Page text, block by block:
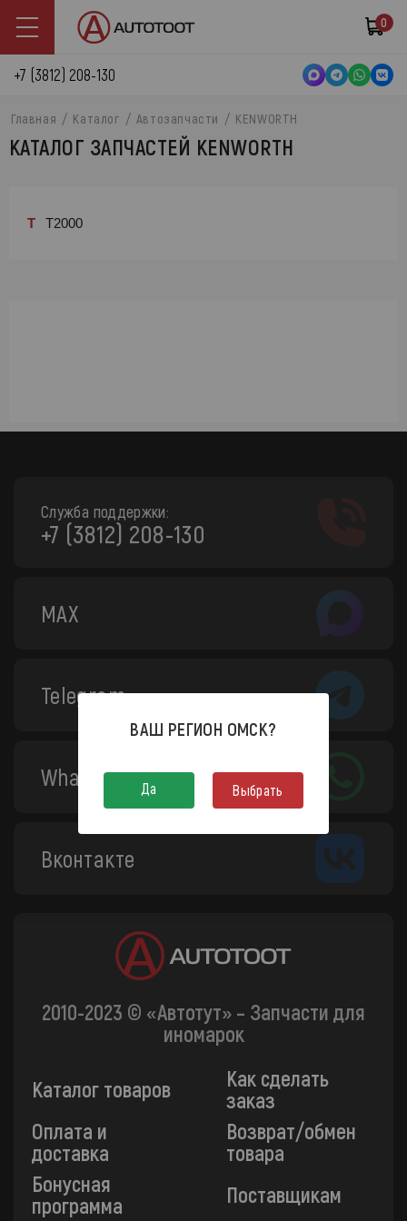
0
+7 (3812) 208-130
Главная Каталог Автозапчасти KENWORTH
КАТАЛОГ ЗАПЧАСТЕЙ KENWORTH
T T2000
Служба поддержки:
+7 (3812) 208-130
MAX
Telegram
WhatsApp
Вконтакте
2010-2023 © «Автотут» – Запчасти для
иномарок
Каталог товаров
Как сделать
заказ
Оплата и
доставка
Возврат/обмен
товара
Бонусная
программа
Поставщикам
ВАШ РЕГИОН ОМСК?
Да Выбрать